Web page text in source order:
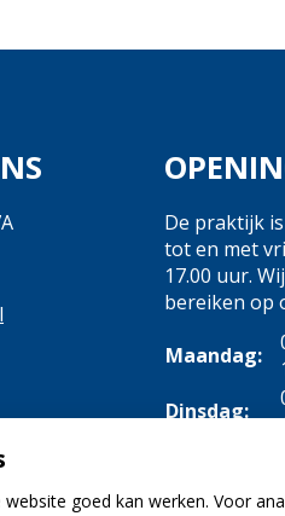
De praktijk
tot en met
17.00 uur.
bereiken op
Maandag:
Dinsdag:
goed kan werken. Voor